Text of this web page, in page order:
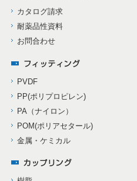
カタログ請求
耐薬品性資料
お問合わせ
PVDF
PP(ポリプロピレン)
PA（ナイロン）
POM(ポリアセタール)
金属・ケミカル